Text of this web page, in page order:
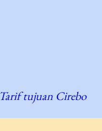
Tarif tujuan Cirebon